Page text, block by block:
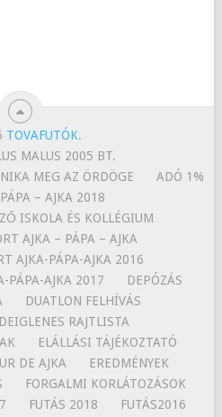
TOVAFUTÓK.
MALUS 2005 BT.
MEG AZ ÖRDÖGE
ADÓ 1%
– AJKA 2018
ISKOLA ÉS KOLLÉGIUM
AJKA – PÁPA – AJKA
AJKA-PÁPA-AJKA 2016
PÁPA-AJKA 2017
DEPÓZÁS
DUATLON FELHÍVÁS
RAJTLISTA
ELÁLLÁSI TÁJÉKOZTATÓ
DE AJKA
EREDMÉNYEK
FORGALMI KORLÁTOZÁSOK
FUTÁS 2018
FUTÁS2016